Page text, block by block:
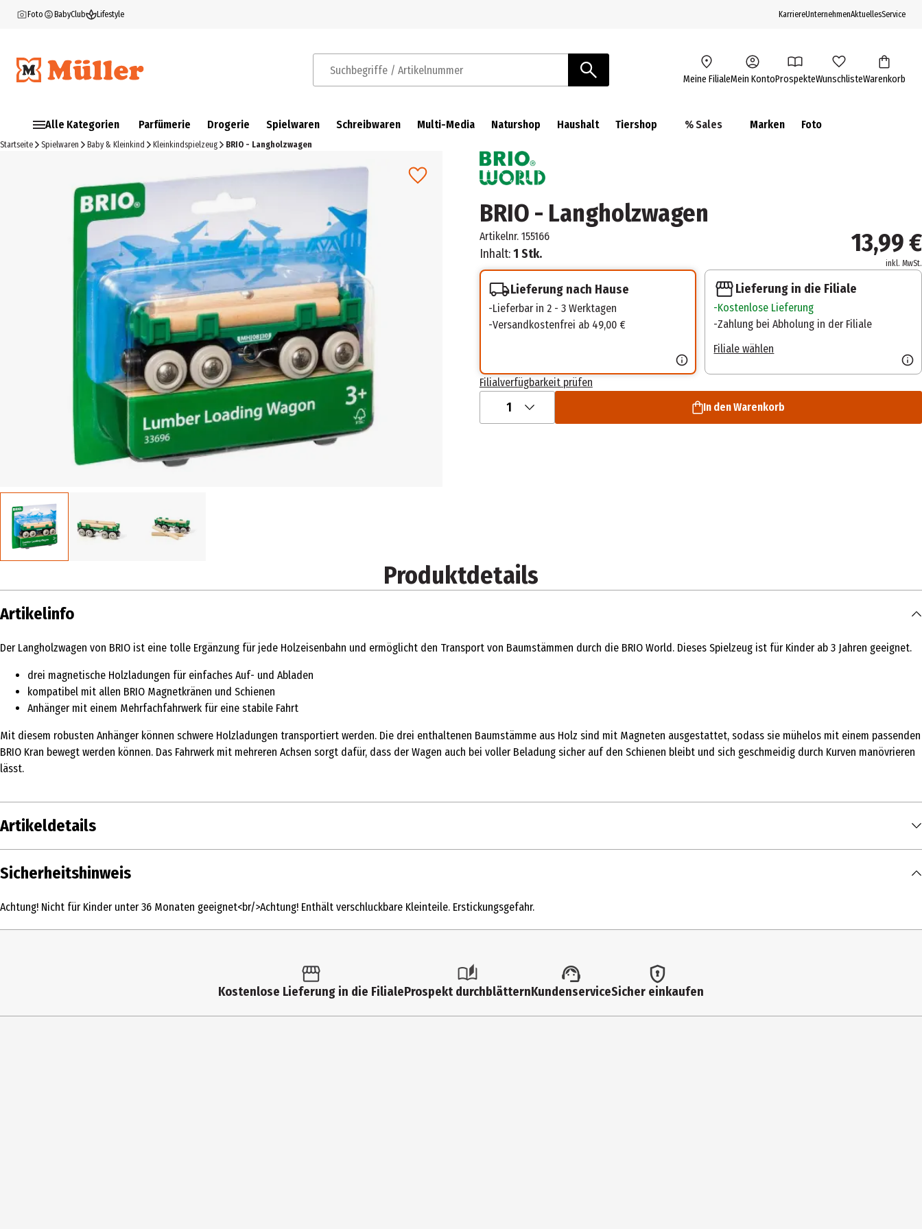
Foto BabyClub Lifestyle KarriereUnternehmenAktuellesService
Suchbegriffe / Artikelnummer Meine FilialeMein KontoProspekteWunschlisteWarenkorb
Alle Kategorien Parfümerie Drogerie Spielwaren Schreibwaren Multi-Media Naturshop Haushalt Tiershop % Sales Marken Foto
Startseite Spielwaren Baby & Kleinkind Kleinkindspielzeug BRIO - Langholzwagen
BRIO - Langholzwagen
Artikelnr. 155166
Inhalt:1 Stk. 13,99 €
inkl. MwSt.
Lieferung nach Hause
Lieferbar in 2 - 3 Werktagen
Versandkostenfrei ab 49,00 €
Lieferung in die Filiale
Kostenlose Lieferung
Zahlung bei Abholung in der Filiale
Filiale wählen
Filialverfügbarkeit prüfen
1 In den Warenkorb
Produktdetails
Artikelinfo
Der Langholzwagen von BRIO ist eine tolle Ergänzung für jede Holzeisenbahn und ermöglicht den Transport von Baumstämmen durch die BRIO World. Dieses Spielzeug ist für Kinder ab 3 Jahren geeignet.
drei magnetische Holzladungen für einfaches Auf- und Abladen
kompatibel mit allen BRIO Magnetkränen und Schienen
Anhänger mit einem Mehrfachfahrwerk für eine stabile Fahrt
Mit diesem robusten Anhänger können schwere Holzladungen transportiert werden. Die drei enthaltenen Baumstämme aus Holz sind mit Magneten ausgestattet, sodass sie mühelos mit einem passenden
BRIO Kran bewegt werden können. Das Fahrwerk mit mehreren Achsen sorgt dafür, dass der Wagen auch bei voller Beladung sicher auf den Schienen bleibt und sich geschmeidig durch Kurven manövrieren
lässt.
Artikeldetails
Inhalt
33696
Sicherheitshinweis
Achtung! Nicht für Kinder unter 36 Monaten geeignet<br/>Achtung! Enthält verschluckbare Kleinteile. Erstickungsgefahr.
Kostenlose Lieferung in die FilialeProspekt durchblätternKundenserviceSicher einkaufen